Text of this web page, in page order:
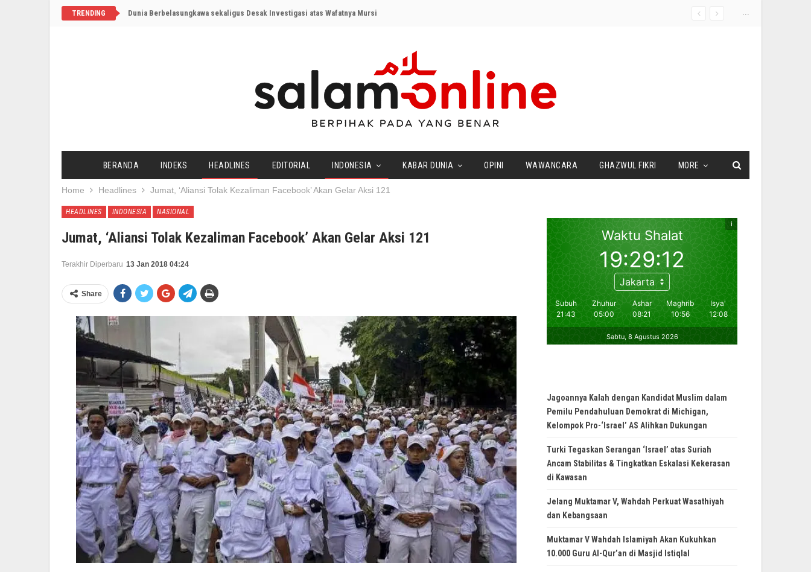
...
TRENDING Dunia Berbelasungkawa sekaligus Desak Investigasi atas Wafatnya Mursi
BERANDA INDEKS HEADLINES EDITORIAL INDONESIA KABAR DUNIA OPINI WAWANCARA GHAZWUL FIKRI MORE
Home Headlines Jumat, ‘Aliansi Tolak Kezaliman Facebook’ Akan Gelar Aksi 121
HEADLINES INDONESIA NASIONAL
Jumat, ‘Aliansi Tolak Kezaliman Facebook’ Akan Gelar Aksi 121
Terakhir Diperbaru 13 Jan 2018 04:24
Share
Jagoannya Kalah dengan Kandidat Muslim dalam
Pemilu Pendahuluan Demokrat di Michigan,
Kelompok Pro-‘Israel’ AS Alihkan Dukungan
Turki Tegaskan Serangan ‘Israel’ atas Suriah
Ancam Stabilitas & Tingkatkan Eskalasi Kekerasan
di Kawasan
Jelang Muktamar V, Wahdah Perkuat Wasathiyah
dan Kebangsaan
Muktamar V Wahdah Islamiyah Akan Kukuhkan
10.000 Guru Al-Qur’an di Masjid Istiqlal